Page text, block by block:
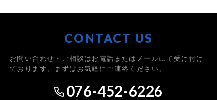
CONTACT US
お問い合わせ・ご相談はお電話またはメールにて受け付け
ております。まずはお気軽にご連絡ください。
076-452-6226